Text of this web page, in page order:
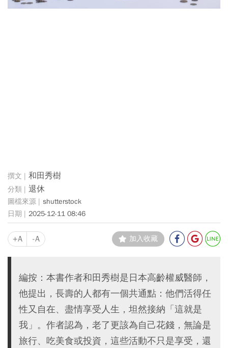
和田秀樹
退休
shutterstock
2025-12-11 08:46
+A -A 加入收藏
編按：本書作者和田秀樹是日本高齡權威醫師，
他提出，長壽的人都有一個共通點：他們活得任
性又自在、盡情享受人生，坦然接納「這就是
我」。作者認為，老了更該為自己花錢，無論是
旅行、吃美食或投資，這些活動不只是享受，還